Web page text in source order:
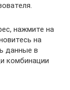
нажмите на
на
данные в
комбинации